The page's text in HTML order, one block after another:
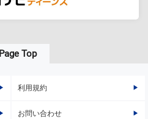
Page Top
利用規約
お問い合わせ